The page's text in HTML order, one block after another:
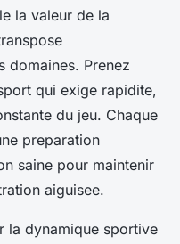
la valeur de la
domaines. Prenez
qui exige rapidite,
du jeu. Chaque
preparation
saine pour maintenir
aiguisee.
la dynamique sportive